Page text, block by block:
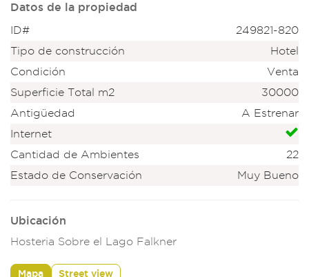
Datos de la propiedad
ID#
249821-820
Tipo de construcción
Hotel
Condición
Venta
Superficie Total m2
30000
Antigüedad
A Estrenar
Internet
Cantidad de Ambientes
22
Estado de Conservación
Muy Bueno
Ubicación
Hosteria Sobre el Lago Falkner
Mapa Street view